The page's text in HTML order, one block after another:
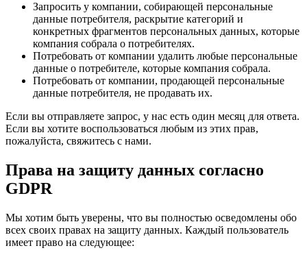
Запросить у компании, собирающей персональные
данные потребителя, раскрытие категорий и
конкретных фрагментов персональных данных, которые
компания собрала о потребителях.
Потребовать от компании удалить любые персональные
данные о потребителе, которые компания собрала.
Потребовать от компании, продающей персональные
данные потребителя, не продавать их.
Если вы отправляете запрос, у нас есть один месяц для ответа.
Если вы хотите воспользоваться любым из этих прав,
пожалуйста, свяжитесь с нами.
Права на защиту данных согласно
GDPR
Мы хотим быть уверены, что вы полностью осведомлены обо
всех своих правах на защиту данных. Каждый пользователь
имеет право на следующее: